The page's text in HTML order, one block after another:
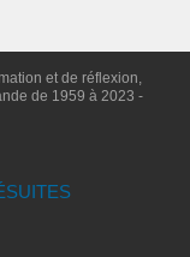
et de réflexion,
de 1959 à 2023 -